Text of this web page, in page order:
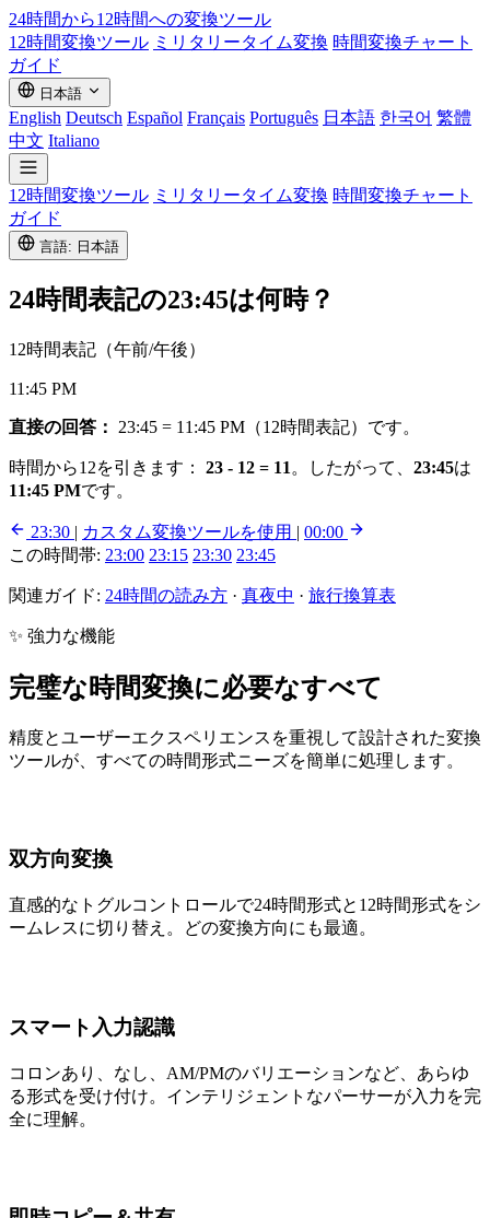
24時間から12時間への変換ツール
12時間変換ツール ミリタリータイム変換 時間変換チャート
ガイド
日本語
English Deutsch Español Français Português 日本語 한국어 繁體
中文 Italiano
12時間変換ツール ミリタリータイム変換 時間変換チャート
ガイド
言語: 日本語
24時間表記の23:45は何時？
12時間表記（午前/午後）
11:45 PM
直接の回答： 23:45 = 11:45 PM（12時間表記）です。
時間から12を引きます： 23 - 12 = 11 。したがって、 23:45は
11:45 PMです。
23:30 | カスタム変換ツールを使用 | 00:00
この時間帯: 23:00 23:15 23:30 23:45
関連ガイド: 24時間の読み方 · 真夜中 · 旅行換算表
✨ 強力な機能
完璧な時間変換に必要なすべて
精度とユーザーエクスペリエンスを重視して設計された変換
ツールが、すべての時間形式ニーズを簡単に処理します。
双方向変換
直感的なトグルコントロールで24時間形式と12時間形式をシ
ームレスに切り替え。どの変換方向にも最適。
スマート入力認識
コロンあり、なし、AM/PMのバリエーションなど、あらゆ
る形式を受け付け。インテリジェントなパーサーが入力を完
全に理解。